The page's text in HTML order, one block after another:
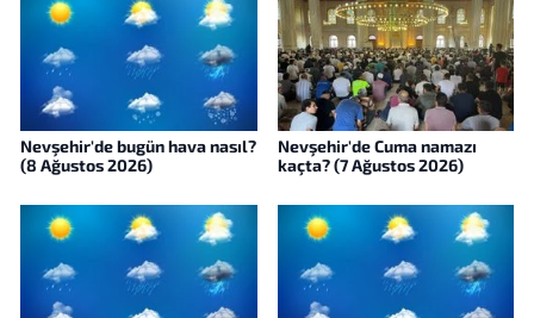
Nevşehir'de bugün hava nasıl?
(8 Ağustos 2026)
Nevşehir'de Cuma namazı
kaçta? (7 Ağustos 2026)